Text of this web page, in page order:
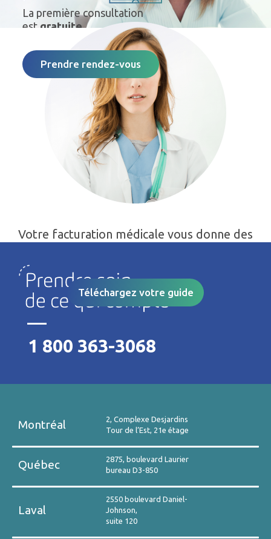
La première consultation
est gratuite.
Prendre rendez-vous
Votre facturation médicale vous donne des
Téléchargez votre guide
1 800 363-3068
Montréal
2, Complexe Desjardins
Tour de l’Est, 21e étage
Québec
2875, boulevard Laurier
bureau D3-850
Laval
2550 boulevard Daniel-
Johnson,
suite 120